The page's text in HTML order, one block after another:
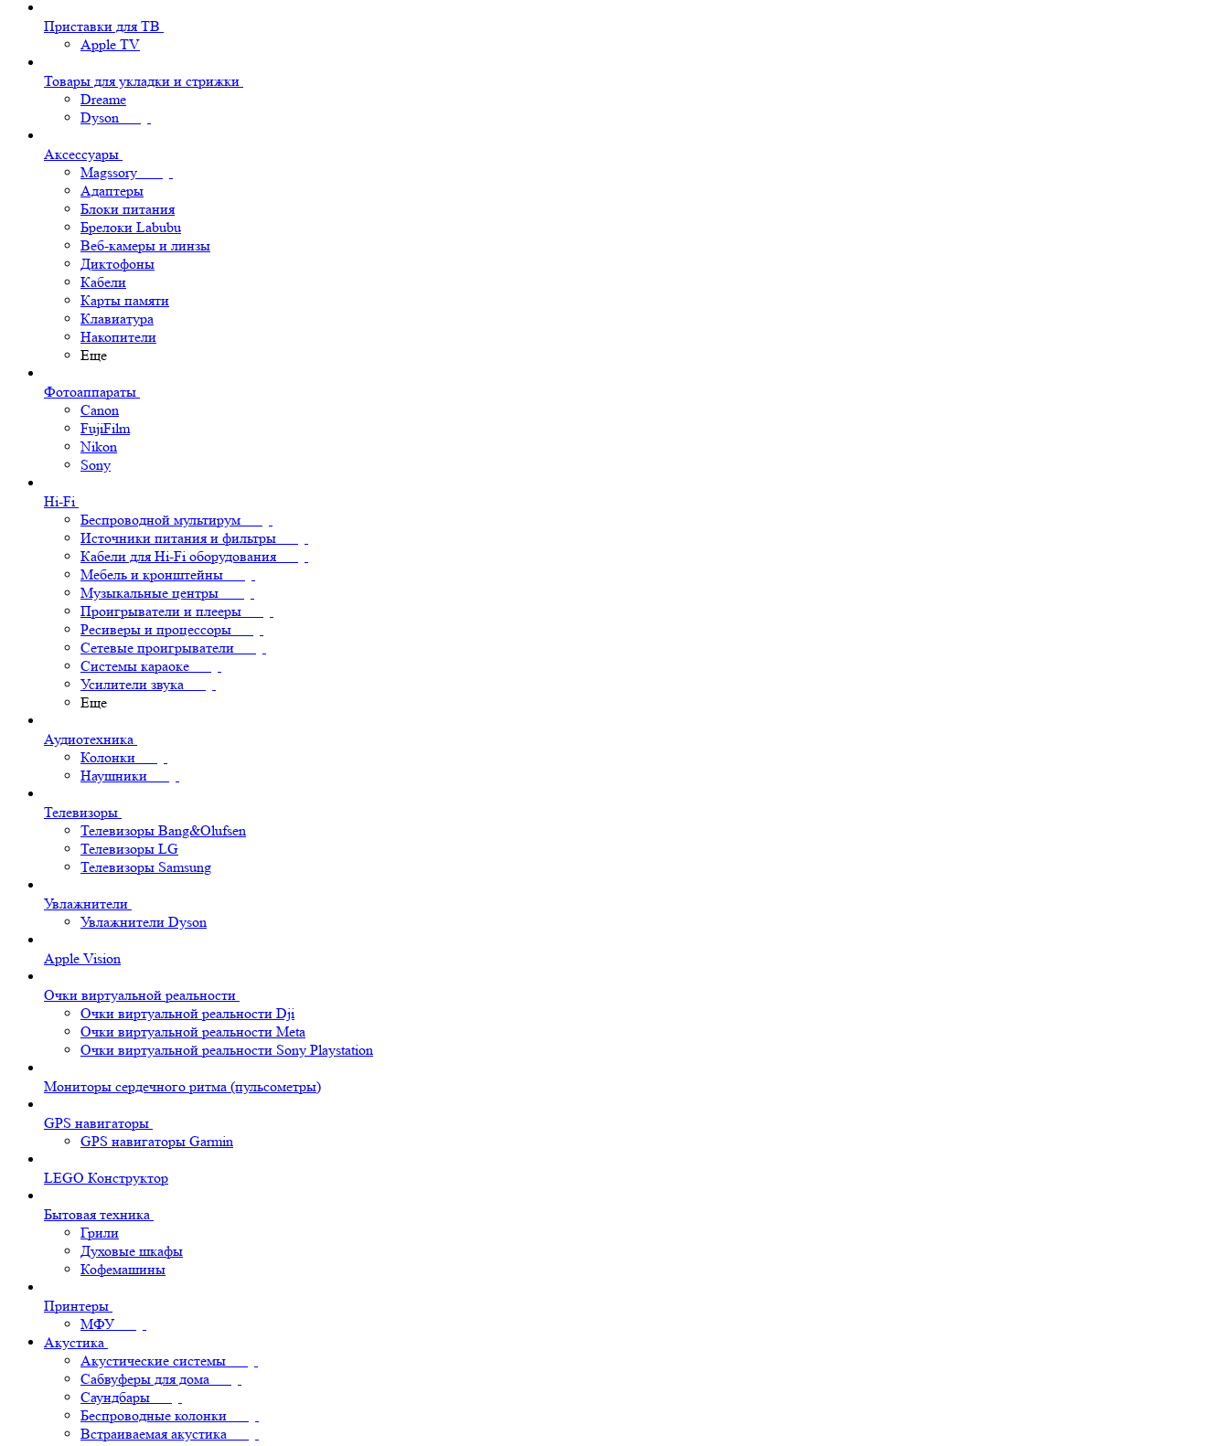
Приставки для ТВ
Apple TV
Товары для укладки и стрижки
Dreame
Dyson
Аксессуары
Magssory
Адаптеры
Блоки питания
Брелоки Labubu
Веб-камеры и линзы
Диктофоны
Кабели
Карты памяти
Клавиатура
Накопители
Еще
Фотоаппараты
Canon
FujiFilm
Nikon
Sony
Hi-Fi
Беспроводной мультирум
Источники питания и фильтры
Кабели для Hi-Fi оборудования
Мебель и кронштейны
Музыкальные центры
Проигрыватели и плееры
Ресиверы и процессоры
Сетевые проигрыватели
Системы караоке
Усилители звука
Еще
Аудиотехника
Колонки
Наушники
Телевизоры
Телевизоры Bang&Olufsen
Телевизоры LG
Телевизоры Samsung
Увлажнители
Увлажнители Dyson
Apple Vision
Очки виртуальной реальности
Очки виртуальной реальности Dji
Очки виртуальной реальности Meta
Очки виртуальной реальности Sony Playstation
Мониторы сердечного ритма (пульсометры)
GPS навигаторы
GPS навигаторы Garmin
LEGO Конструктор
Бытовая техника
Грили
Духовые шкафы
Кофемашины
Принтеры
МФУ
Акустика
Акустические системы
Сабвуферы для дома
Саундбары
Беспроводные колонки
Встраиваемая акустика